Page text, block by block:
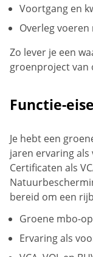
Voortgang en
Overleg
Zo lever je een
groenproject van
Functie-
Je hebt een
jaren ervaring
Certificaten als
bereid om een
Groene mbo-
Ervaring als